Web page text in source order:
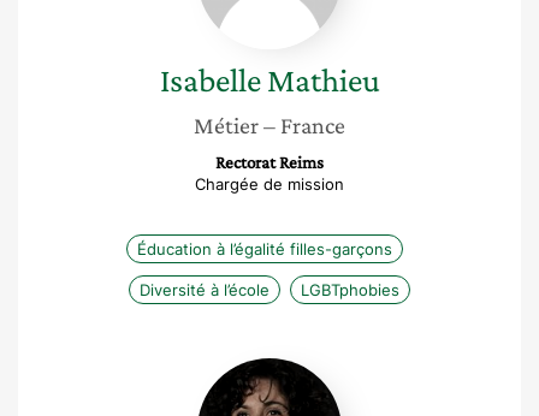
Isabelle Mathieu
Métier– France
Rectorat Reims
Chargée de mission
Éducation à l’égalité filles-garçons
Diversité à l’école LGBTphobies
Stalo
Lesta